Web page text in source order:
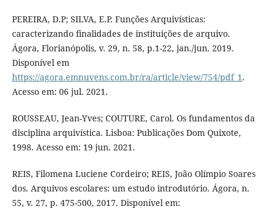
PEREIRA, D.P; SILVA, E.P. Funções Arquivísticas:
caracterizando finalidades de instituições de arquivo.
Ágora, Florianópolis, v. 29, n. 58, p.1-22, jan./jun. 2019.
Disponível em
https://agora.emnuvens.com.br/ra/article/view/754/pdf_1 .
Acesso em: 06 jul. 2021.
ROUSSEAU, Jean-Yves; COUTURE, Carol. Os fundamentos da
disciplina arquivística. Lisboa: Publicações Dom Quixote,
1998. Acesso em: 19 jun. 2021.
REIS, Filomena Luciene Cordeiro; REIS, João Olímpio Soares
dos. Arquivos escolares: um estudo introdutório. Ágora, n.
55, v. 27, p. 475-500, 2017. Disponível em: